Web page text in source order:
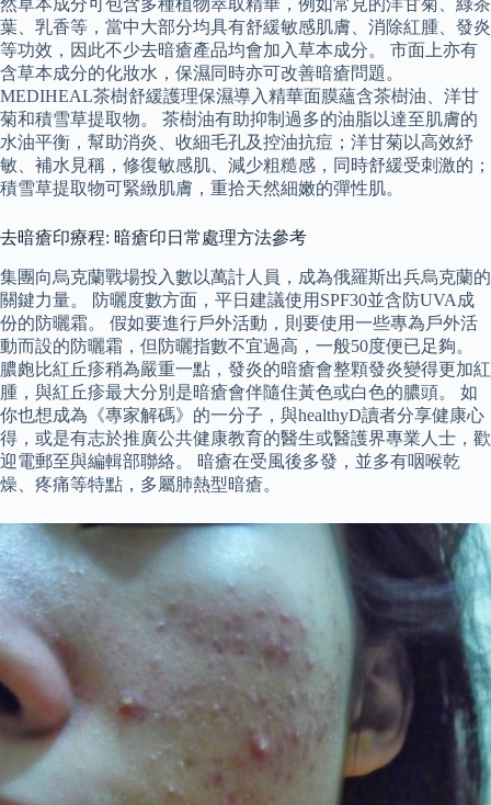
葉、乳香等，當中大部分均具有舒緩敏感肌膚、消除紅腫、發炎
等功效，因此不少去暗瘡產品均會加入草本成分。 市面上亦有
含草本成分的化妝水，保濕同時亦可改善暗瘡問題。
MEDIHEAL茶樹舒緩護理保濕導入精華面膜蘊含茶樹油、洋甘
菊和積雪草提取物。 茶樹油有助抑制過多的油脂以達至肌膚的
水油平衡，幫助消炎、收細毛孔及控油抗痘；洋甘菊以高效紓
敏、補水見稱，修復敏感肌、減少粗糙感，同時舒緩受刺激的；
積雪草提取物可緊緻肌膚，重拾天然細嫩的彈性肌。
去暗瘡印療程: 暗瘡印日常處理方法參考
集團向烏克蘭戰場投入數以萬計人員，成為俄羅斯出兵烏克蘭的
關鍵力量。 防曬度數方面，平日建議使用SPF30並含防UVA成
份的防曬霜。 假如要進行戶外活動，則要使用一些專為戶外活
動而設的防曬霜，但防曬指數不宜過高，一般50度便已足夠。
膿皰比紅丘疹稍為嚴重一點，發炎的暗瘡會整顆發炎變得更加紅
腫，與紅丘疹最大分別是暗瘡會伴隨住黃色或白色的膿頭。 如
你也想成為《專家解碼》的一分子，與healthyD讀者分享健康心
得，或是有志於推廣公共健康教育的醫生或醫護界專業人士，歡
迎電郵至與編輯部聯絡。 暗瘡在受風後多發，並多有咽喉乾
燥、疼痛等特點，多屬肺熱型暗瘡。